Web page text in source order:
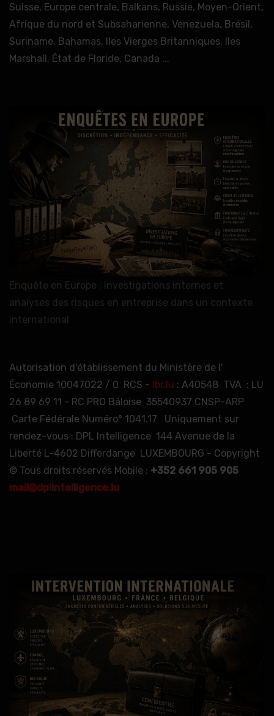
Suisse, Europe centrale, Balkans, Russie, Moyen-Orient,
Afrique du nord et Subsaharienne, Venezuela, Brésil,
Suriname, Bahamas, Iles Vierges Britanniques, Iles
Marshall, État de Floride, Canada ...
Enquête en Europe : investigations internes et
analyses des risques en entreprise dans un contexte
international
Autorisation d'établissement du Ministère de l'
Économie 10047022 / 0 RCS - lbr.lu : A40548 TVA : LU
26 89 69 11 - RC PRO Bâloise 35540937 CNSP-ARP
Carte Fédérale Numéro° 1041.17 Uniquement sur
rendez-vous : DPL Intelligence 144 Avenue de la
Liberté L-4602 Differdange LUXEMBOURG - Copyright
© Tous droits réservés Mobile : +352 661 905 905
mail@dplintelligence.lu